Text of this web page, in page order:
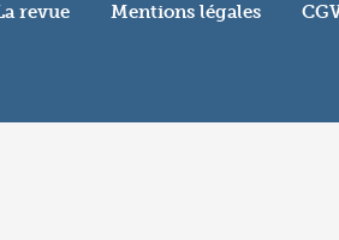
revue Mentions légales